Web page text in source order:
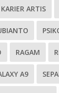
ARTIS
RAGAM
A9